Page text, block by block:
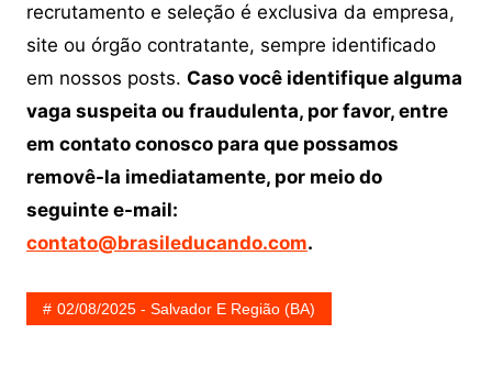
recrutamento e seleção é exclusiva da empresa,
site ou órgão contratante, sempre identificado
em nossos posts. Caso você identifique alguma
vaga suspeita ou fraudulenta, por favor, entre
em contato conosco para que possamos
removê-la imediatamente, por meio do
seguinte e-mail:
contato@brasileducando.com.
02/08/2025 - Salvador E Região (BA)